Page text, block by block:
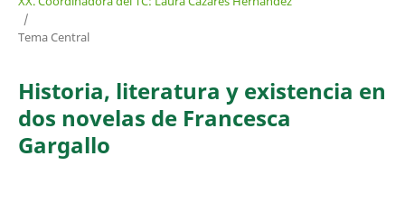
/
Tema Central
Historia, literatura y existencia en
dos novelas de Francesca
Gargallo